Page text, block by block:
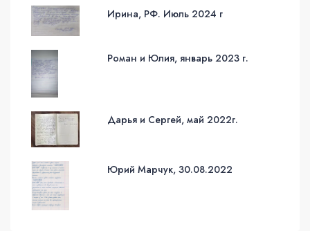
Ирина, РФ. Июль 2024 г
Роман и Юлия, январь 2023 г.
Дарья и Сергей, май 2022г.
Юрий Марчук, 30.08.2022